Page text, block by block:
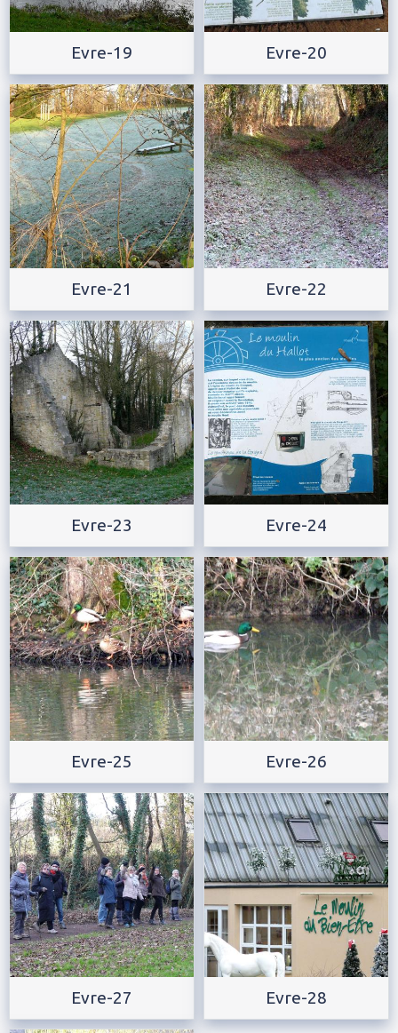
Evre-19 Evre-20
Evre-21 Evre-22
Evre-23 Evre-24
Evre-25 Evre-26
Evre-27 Evre-28